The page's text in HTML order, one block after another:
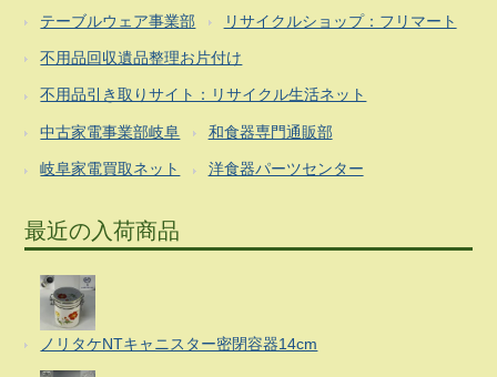
テーブルウェア事業部 リサイクルショップ：フリマート
不用品回収遺品整理お片付け
不用品引き取りサイト：リサイクル生活ネット
中古家電事業部岐阜 和食器専門通販部
岐阜家電買取ネット 洋食器パーツセンター
最近の入荷商品
ノリタケNTキャニスター密閉容器14cm